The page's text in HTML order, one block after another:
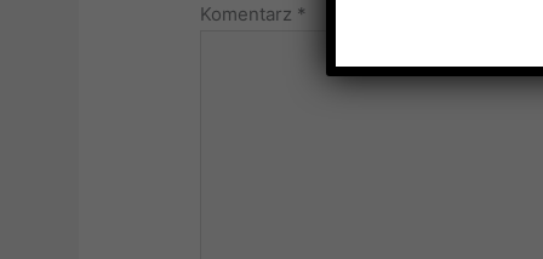
Komentarz *